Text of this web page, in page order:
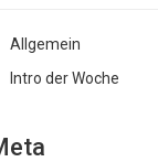
Allgemein
Intro der Woche